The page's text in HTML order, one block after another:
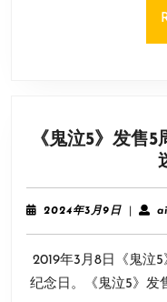
《鬼泣5》发售
2024年3月9日2024
月
9
日
2019年3月8日《鬼泣
纪念日。《鬼泣5》发